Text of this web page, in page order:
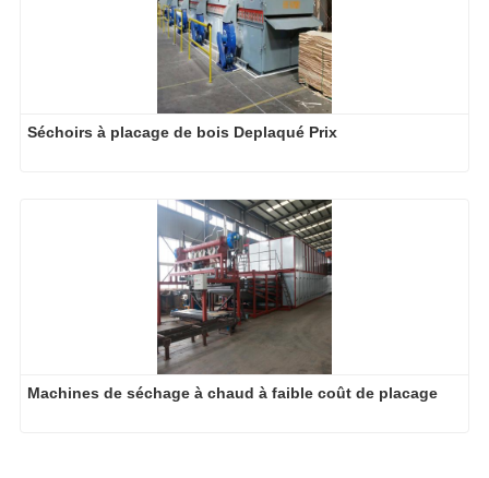
Séchoirs à placage de bois Deplaqué Prix
Machines de séchage à chaud à faible coût de placage